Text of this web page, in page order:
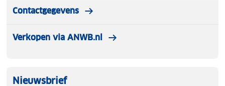
Contactgegevens
Verkopen via ANWB.nl
Nieuwsbrief